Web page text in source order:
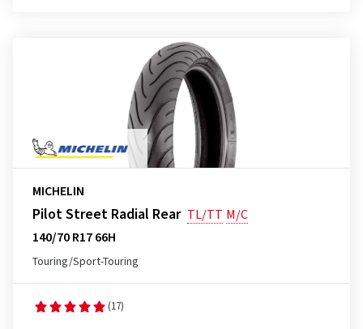
MICHELIN
Pilot Street Radial Rear TL/TT M/C
140/70 R17 66H
Touring/Sport-Touring
(17)